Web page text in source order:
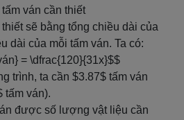
ván cần thiết
sẽ bằng tổng chiều dài của
dài của mỗi tấm ván. Ta có:
= \dfrac{120}{31x}$$
trình, ta cần $3.87$ tấm ván
tấm ván).
được số lượng vật liệu cần